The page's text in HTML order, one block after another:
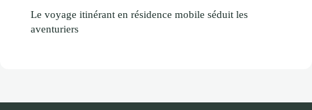
Le voyage itinérant en résidence mobile séduit les
aventuriers